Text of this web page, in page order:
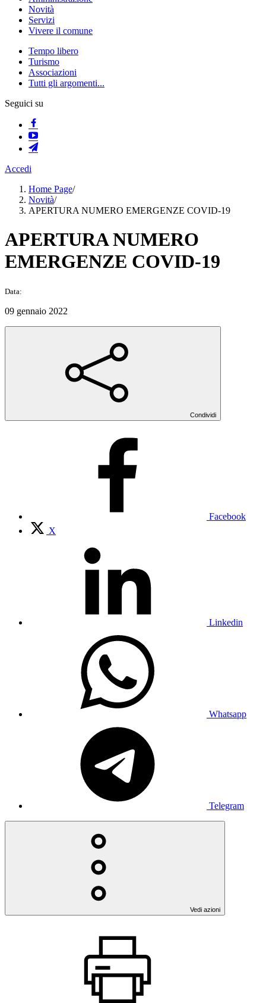
Novità
Servizi
Vivere il comune
Tempo libero
Turismo
Associazioni
Tutti gli argomenti...
Seguici su
Accedi
Home Page/
Novità/
APERTURA NUMERO EMERGENZE COVID-19
APERTURA NUMERO
EMERGENZE COVID-19
Data:
09 gennaio 2022
Condividi
Facebook
X
Linkedin
Whatsapp
Telegram
Vedi azioni